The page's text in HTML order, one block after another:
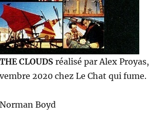
CLOUDS réalisé par Alex Proyas,
2020 chez Le Chat qui fume.
Boyd